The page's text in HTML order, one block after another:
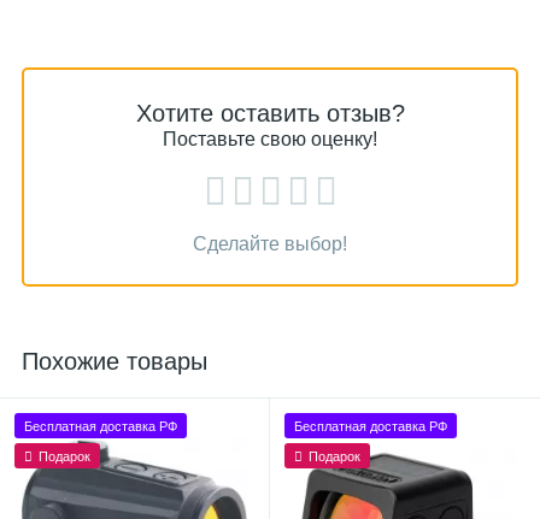
Хотите оставить отзыв?
Поставьте свою оценку!
Сделайте выбор!
Похожие товары
Бесплатная доставка РФ
Подарок
Бесплатная доставка РФ
Подарок